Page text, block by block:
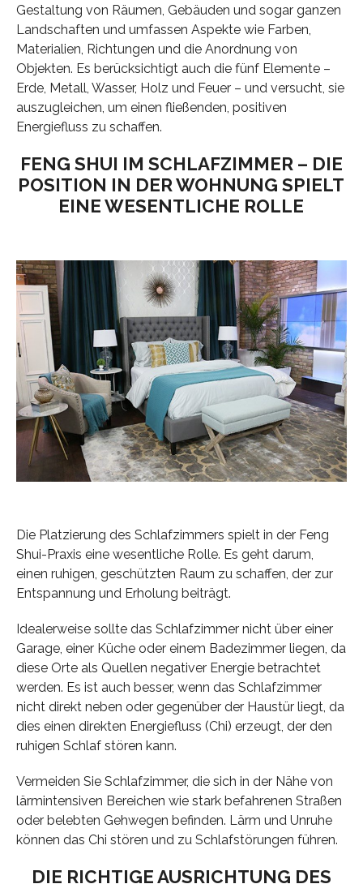
Gestaltung von Räumen, Gebäuden und sogar ganzen
Landschaften und umfassen Aspekte wie Farben,
Materialien, Richtungen und die Anordnung von
Objekten. Es berücksichtigt auch die fünf Elemente –
Erde, Metall, Wasser, Holz und Feuer – und versucht, sie
auszugleichen, um einen fließenden, positiven
Energiefluss zu schaffen.
FENG SHUI IM SCHLAFZIMMER – DIE
POSITION IN DER WOHNUNG SPIELT
EINE WESENTLICHE ROLLE
Die Platzierung des Schlafzimmers spielt in der Feng
Shui-Praxis eine wesentliche Rolle. Es geht darum,
einen ruhigen, geschützten Raum zu schaffen, der zur
Entspannung und Erholung beiträgt.
Idealerweise sollte das Schlafzimmer nicht über einer
Garage, einer Küche oder einem Badezimmer liegen, da
diese Orte als Quellen negativer Energie betrachtet
werden. Es ist auch besser, wenn das Schlafzimmer
nicht direkt neben oder gegenüber der Haustür liegt, da
dies einen direkten Energiefluss (Chi) erzeugt, der den
ruhigen Schlaf stören kann.
Vermeiden Sie Schlafzimmer, die sich in der Nähe von
lärmintensiven Bereichen wie stark befahrenen Straßen
oder belebten Gehwegen befinden. Lärm und Unruhe
können das Chi stören und zu Schlafstörungen führen.
DIE RICHTIGE AUSRICHTUNG DES